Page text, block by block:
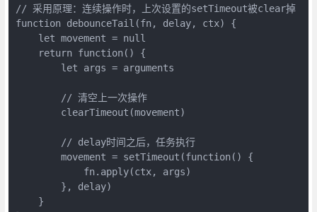
// 采用原理：连续操作时，上次设置的setTimeout被clear掉
function debounceTail(fn, delay, ctx) {
    let movement = null
    return function() {
        let args = arguments
        // 清空上一次操作
        clearTimeout(movement)
        // delay时间之后，任务执行
        movement = setTimeout(function() {
            fn.apply(ctx, args)
        }, delay)
    }